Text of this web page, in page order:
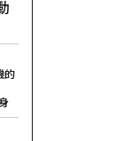
的